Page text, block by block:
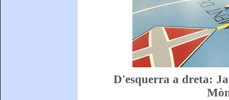
D'esquerra a dreta: